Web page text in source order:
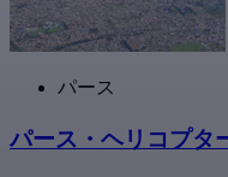
パース
パース・ヘリコプタ